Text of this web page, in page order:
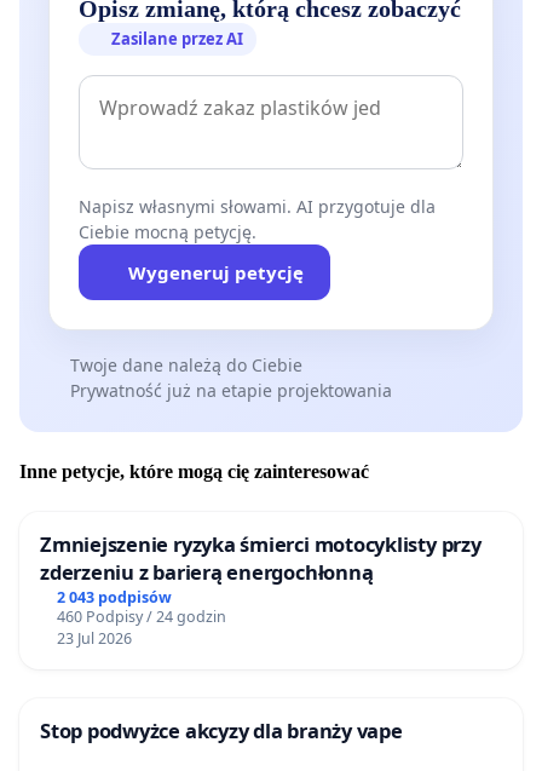
Opisz zmianę, którą chcesz zobaczyć
Zasilane przez AI
Napisz własnymi słowami. AI przygotuje dla
Ciebie mocną petycję.
Wygeneruj petycję
Twoje dane należą do Ciebie
Prywatność już na etapie projektowania
Inne petycje, które mogą cię zainteresować
Zmniejszenie ryzyka śmierci motocyklisty przy
zderzeniu z barierą energochłonną
2 043 podpisów
460 Podpisy / 24 godzin
23 Jul 2026
Stop podwyżce akcyzy dla branży vape